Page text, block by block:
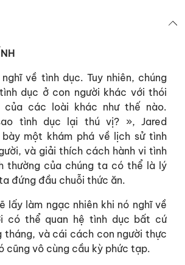
về tình dục. Tuy nhiên, chúng
dục ở con người khác với thói
của các loài khác như thế nào.
tình dục lại thú vị? », Jared
bày một khám phá về lịch sử tình
và giải thích cách hành vi tình
thường của chúng ta có thể là lý
đứng đầu chuỗi thức ăn.
lấy làm ngạc nhiên khi nó nghĩ về
có thể quan hệ tình dục bất cứ
tháng, và cái cách con người thực
cũng vô cùng cầu kỳ phức tạp.